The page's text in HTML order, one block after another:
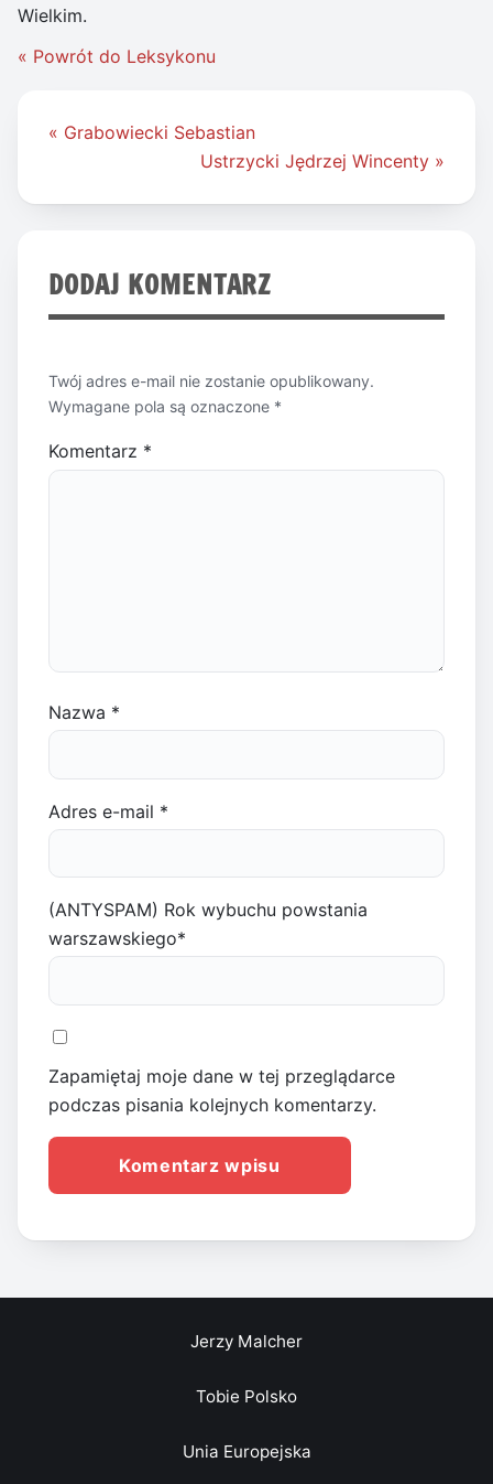
Wielkim.
« Powrót do Leksykonu
Nawigacja
« Grabowiecki Sebastian
Ustrzycki Jędrzej Wincenty »
DODAJ KOMENTARZ
Twój adres e-mail nie zostanie opublikowany.
Wymagane pola są oznaczone *
Komentarz *
Nazwa *
Adres e-mail *
(ANTYSPAM) Rok wybuchu powstania
warszawskiego*
Zapamiętaj moje dane w tej przeglądarce
podczas pisania kolejnych komentarzy.
Jerzy Malcher
Tobie Polsko
Unia Europejska